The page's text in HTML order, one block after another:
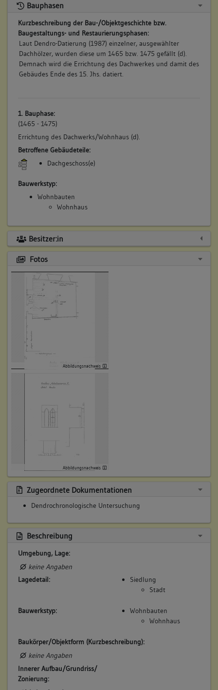
Bauphasen
Kurzbeschreibung der Bau-/Objektgeschichte bzw.
Baugestaltungs- und Restaurierungsphasen:
Laut Dendro-Datierung (1987) einzelner, ausgewählter
Dachhölzer, wurden diese um 1465 bzw. 1475 gefällt (d).
Demnach wird die Errichtung des Dachwerkes und damit des
Gebäudes Ende des 15. Jhs. datiert.
1. Bauphase:
(1465 - 1475)
Errichtung des Dachwerks/Wohnhaus (d).
Betroffene Gebäudeteile:
Dachgeschoss(e)
Bauwerkstyp:
Wohnbauten
Wohnhaus
Besitzer:in
Fotos
Abbildungsnachweis
Abbildungsnachweis
Zugeordnete Dokumentationen
Dendrochronologische Untersuchung
Beschreibung
Umgebung, Lage:
keine Angaben
Lagedetail:
Siedlung
Stadt
Bauwerkstyp:
Wohnbauten
Wohnhaus
Baukörper/Objektform (Kurzbeschreibung):
keine Angaben
Innerer Aufbau/Grundriss/
Zonierung: